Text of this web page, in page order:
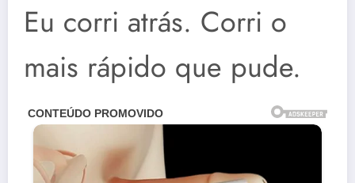
Eu corri atrás. Corri o
mais rápido que pude.